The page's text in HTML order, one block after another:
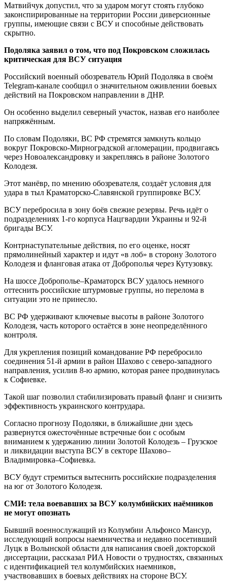
Матвийчук допустил, что за ударом могут стоять глубоко
законспирированные на территории России диверсионные
группы, имеющие связи с ВСУ и способные действовать
скрытно.
Подоляка заявил о том, что под Покровском сложилась
критическая для ВСУ ситуация
Российский военный обозреватель Юрий Подоляка в своём
Telegram-канале сообщил о значительном оживлении боевых
действий на Покровском направлении в ДНР.
Он особенно выделил северный участок, назвав его наиболее
напряжённым.
По словам Подоляки, ВС РФ стремятся замкнуть кольцо
вокруг Покровско-Мирноградской агломерации, продвигаясь
через Новоалександровку и закрепляясь в районе Золотого
Колодезя.
Этот манёвр, по мнению обозревателя, создаёт условия для
удара в тыл Краматорско-Славянской группировке ВСУ.
ВСУ перебросила в зону боёв свежие резервы. Речь идёт о
подразделениях 1-го корпуса Нацгвардии Украины и 92-й
бригады ВСУ.
Контрнаступательные действия, по его оценке, носят
прямолинейный характер и идут «в лоб» в сторону Золотого
Колодезя и фланговая атака от Доброполья через Кутузовку.
На шоссе Доброполье–Краматорск ВСУ удалось немного
оттеснить российские штурмовые группы, но перелома в
ситуации это не принесло.
ВС РФ удерживают ключевые высоты в районе Золотого
Колодезя, часть которого остаётся в зоне неопределённого
контроля.
Для укрепления позиций командование РФ перебросило
соединения 51-й армии в район Шахово с северо-западного
направления, усилив 8-ю армию, которая ранее продвинулась
к Софиевке.
Такой шаг позволил стабилизировать правый фланг и снизить
эффективность украинского контрудара.
Согласно прогнозу Подоляки, в ближайшие дни здесь
развернутся ожесточённые встречные бои с особым
вниманием к удержанию линии Золотой Колодезь – Грузское
и ликвидации выступа ВСУ в секторе Шахово–
Владимировка–Софиевка.
ВСУ будут стремиться вытеснить российские подразделения
на юг от Золотого Колодезя.
СМИ: тела воевавших за ВСУ колумбийских наёмников
не могут опознать
Бывший военнослужащий из Колумбии Альфонсо Мансур,
исследующий вопросы наемничества и недавно посетивший
Луцк в Волынской области для написания своей докторской
диссертации, рассказал РИА Новости о трудностях, связанных
с идентификацией тел колумбийских наемников,
участвовавших в боевых действиях на стороне ВСУ.